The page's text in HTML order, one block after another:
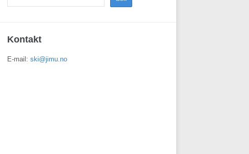
Kontakt
E-mail: ski@jimu.no